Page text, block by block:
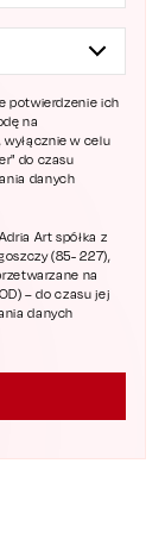
potwierdzenie ich
na
w celu
do czasu
danych
Art spółka z
(85- 227),
na
– do czasu jej
danych